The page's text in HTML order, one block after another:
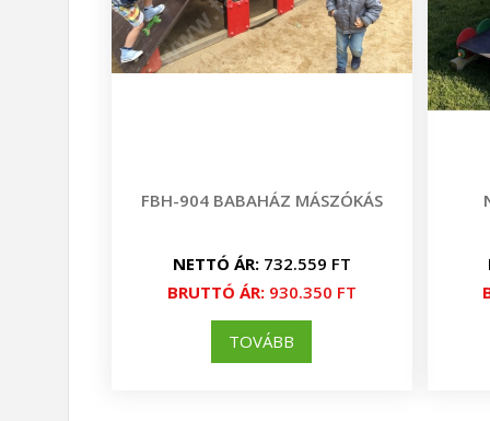
FBH-904 BABAHÁZ MÁSZÓKÁS
NETTÓ ÁR:732.559 FT
BRUTTÓ ÁR:930.350 FT
TOVÁBB